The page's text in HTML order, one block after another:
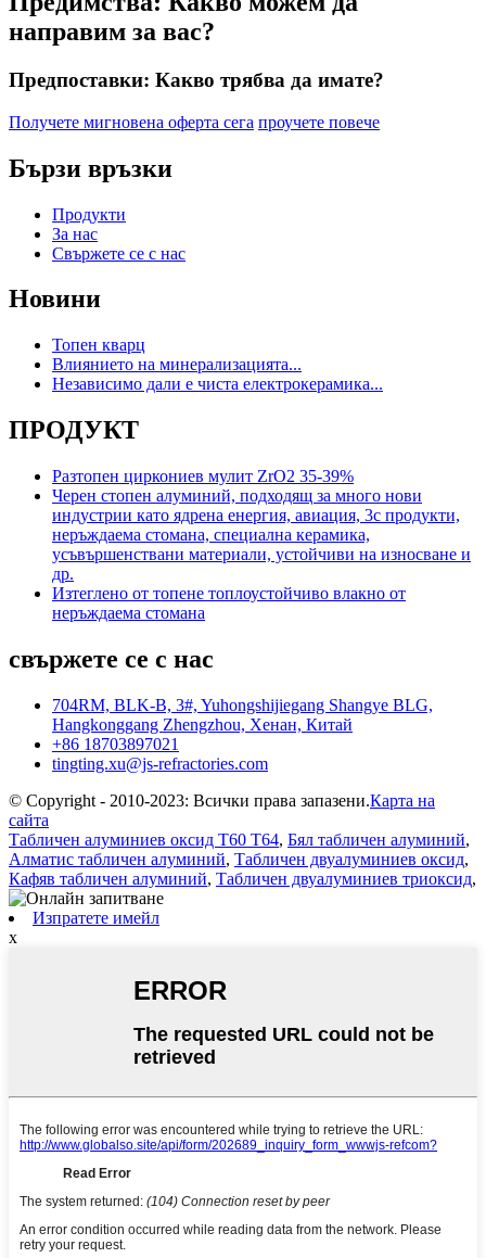
направим за вас?
Предпоставки: Какво трябва да имате?
Получете мигновена оферта сега проучете повече
Бързи връзки
Продукти
За нас
Свържете се с нас
Новини
Топен кварц
Влиянието на минерализацията...
Независимо дали е чиста електрокерамика...
ПРОДУКТ
Разтопен циркониев мулит ZrO2 35-39%
Черен стопен алуминий, подходящ за много нови
индустрии като ядрена енергия, авиация, 3c продукти,
неръждаема стомана, специална керамика,
усъвършенствани материали, устойчиви на износване и
др.
Изтеглено от топене топлоустойчиво влакно от
неръждаема стомана
свържете се с нас
704RM, BLK-B, 3#, Yuhongshijiegang Shangye BLG,
Hangkonggang Zhengzhou, Хенан, Китай
+86 18703897021
tingting.xu@js-refractories.com
© Copyright - 2010-2023: Всички права запазени.Карта на
сайта
Табличен алуминиев оксид T60 T64, Бял табличен алуминий,
Алматис табличен алуминий, Табличен двуалуминиев оксид,
Кафяв табличен алуминий, Табличен двуалуминиев триоксид,
Изпратете имейл
x